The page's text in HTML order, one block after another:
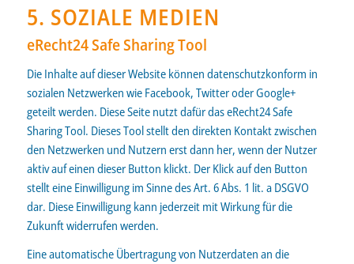
5. SOZIALE MEDIEN
eRecht24 Safe Sharing Tool
Die Inhalte auf dieser Website können datenschutzkonform in
sozialen Netzwerken wie Facebook, Twitter oder Google+
geteilt werden. Diese Seite nutzt dafür daseRecht24 Safe
Sharing Tool. Dieses Tool stellt den direkten Kontakt zwischen
den Netzwerken und Nutzern erst dann her, wenn der Nutzer
aktiv auf einen dieser Button klickt. Der Klick auf den Button
stellt eine Einwilligung im Sinne des Art. 6 Abs. 1 lit. a DSGVO
dar. Diese Einwilligung kann jederzeit mit Wirkung für die
Zukunft widerrufen werden.
Eine automatische Übertragung von Nutzerdaten an die